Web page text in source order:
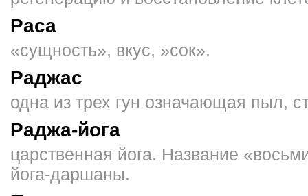
Раса
«сущность», вкус, »сок».
Раджас
одна из трех гун означающая пыл,
Раджа-йога
царственная йога. Название
йога-даршаны.